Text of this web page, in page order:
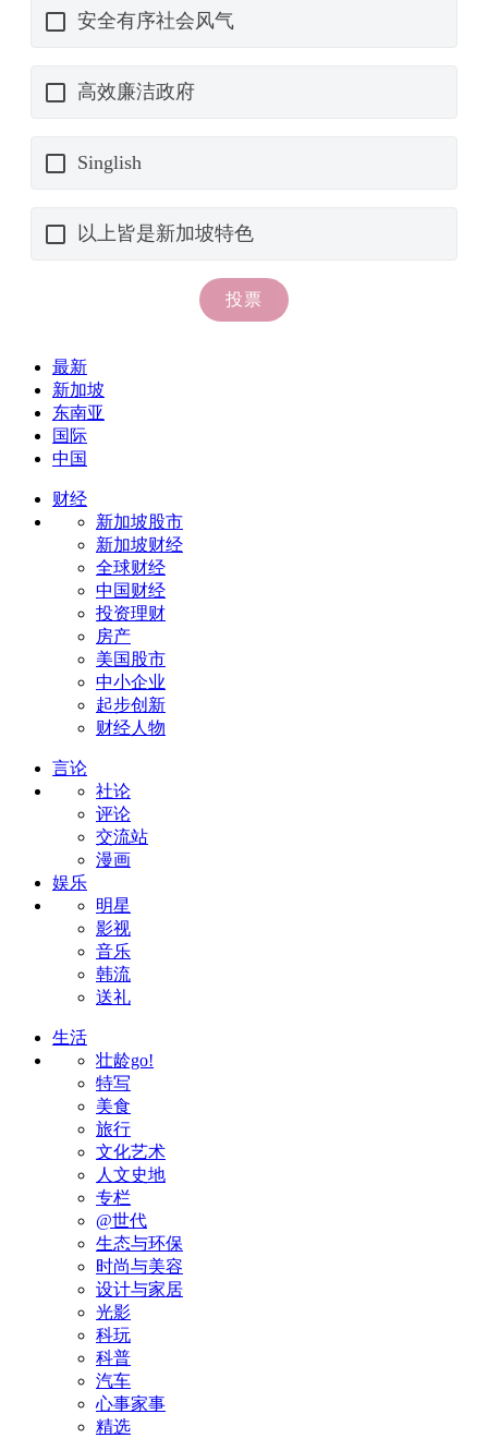
最新
新加坡
东南亚
国际
中国
财经
新加坡股市
新加坡财经
全球财经
中国财经
投资理财
房产
美国股市
中小企业
起步创新
财经人物
言论
社论
评论
交流站
漫画
娱乐
明星
影视
音乐
韩流
送礼
生活
壮龄go!
特写
美食
旅行
文化艺术
人文史地
专栏
@世代
生态与环保
时尚与美容
设计与家居
光影
科玩
科普
汽车
心事家事
精选